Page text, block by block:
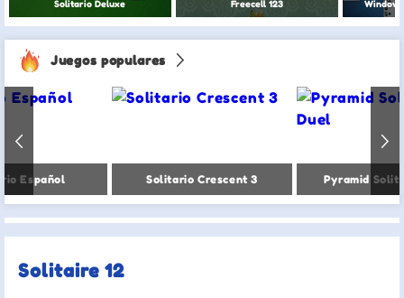
Solitario Deluxe Freecell 123
Juegos populares
Español Solitario Crescent 3 Pyramid
Solitaire 12